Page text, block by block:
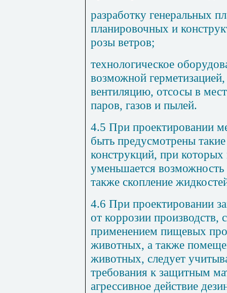
разработку генеральных
планировочных и
розы ветров;
технологическое
возможной
вентиляцию, отсосы в
паров, газов и пылей.
4.5 При проектировании
быть предусмотрены
конструкций, при которых
уменьшается возможность
также скопление
4.6 При проектировании
от коррозии производств,
применением пищевых
животных, а также
животных, следует
требования к защитным
агрессивное действие